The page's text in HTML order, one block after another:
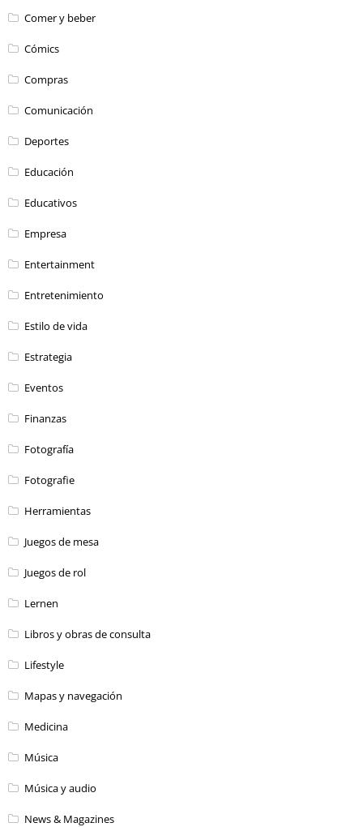
Comer y beber
Cómics
Compras
Comunicación
Deportes
Educación
Educativos
Empresa
Entertainment
Entretenimiento
Estilo de vida
Estrategia
Eventos
Finanzas
Fotografía
Fotografie
Herramientas
Juegos de mesa
Juegos de rol
Lernen
Libros y obras de consulta
Lifestyle
Mapas y navegación
Medicina
Música
Música y audio
News & Magazines